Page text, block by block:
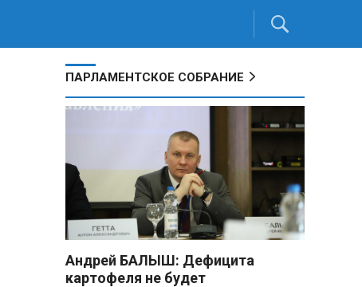
ПАРЛАМЕНТСКОЕ СОБРАНИЕ
Андрей БАЛЫШ: Дефицита
картофеля не будет